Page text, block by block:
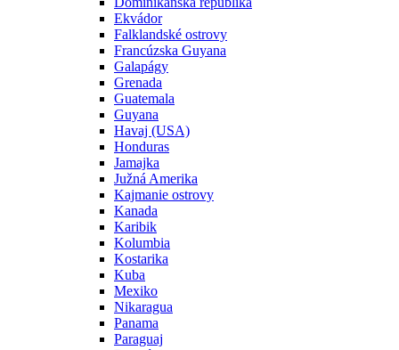
Ekvádor
Falklandské ostrovy
Francúzska Guyana
Galapágy
Grenada
Guatemala
Guyana
Havaj (USA)
Honduras
Jamajka
Južná Amerika
Kajmanie ostrovy
Kanada
Karibik
Kolumbia
Kostarika
Kuba
Mexiko
Nikaragua
Panama
Paraguaj